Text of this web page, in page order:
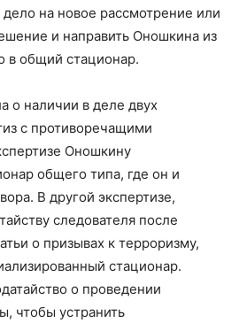
на новое рассмотрение или
и направить Оношкина из
в общий стационар.
о наличии в деле двух
с противоречащими
Оношкину
общего типа, где он и
В другой экспертизе,
следователя после
о призывах к терроризму,
стационар.
о проведении
чтобы устранить